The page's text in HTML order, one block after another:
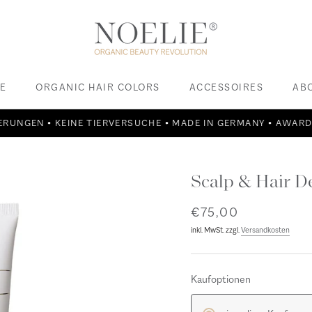
ORGANIC HAIR COLORS
ACCESSOIRES
TIERVERSUCHE • MADE IN GERMANY • AWARD
Scalp & Hair
€75,00
inkl. MwSt. zzgl.Versandkosten
Kaufoptionen